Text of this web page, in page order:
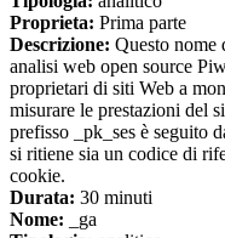
Proprieta: Prima parte
Descrizione: Questo nome
analisi web open source
proprietari di siti Web a
misurare le prestazioni del
prefisso _pk_ses è seguito
si ritiene sia un codice di
cookie.
Durata: 30 minuti
Nome: _ga